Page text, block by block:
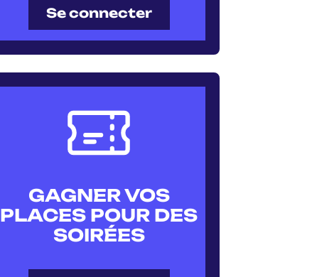
Se connecter
GAGNER VOS
PLACES POUR DES
SOIRÉES